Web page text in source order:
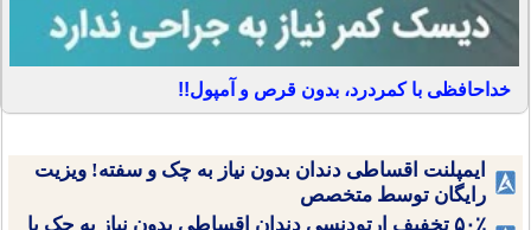
خداحافظی با کمردرد، بدون قرص و آمپول!!
ایمپلنت اقساطی دندان بدون نیاز به چک و سفته! ویزیت
رایگان توسط متخصص
۵۰٪ تخفیف ارتودنسی دندان اقساطی بدون نیاز به چک یا